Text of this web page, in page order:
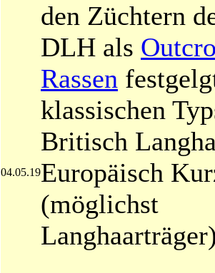
04.05.19
den Züchtern
DLH als
Rassen
klassischen
Britisch
Europäisch
(möglichst